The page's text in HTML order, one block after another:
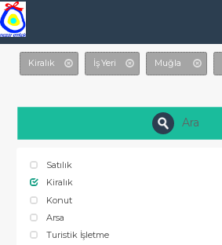
Kiralık İş Yeri Muğla
Ara
Satılık
Kiralık
Konut
Arsa
Turistik İşletme